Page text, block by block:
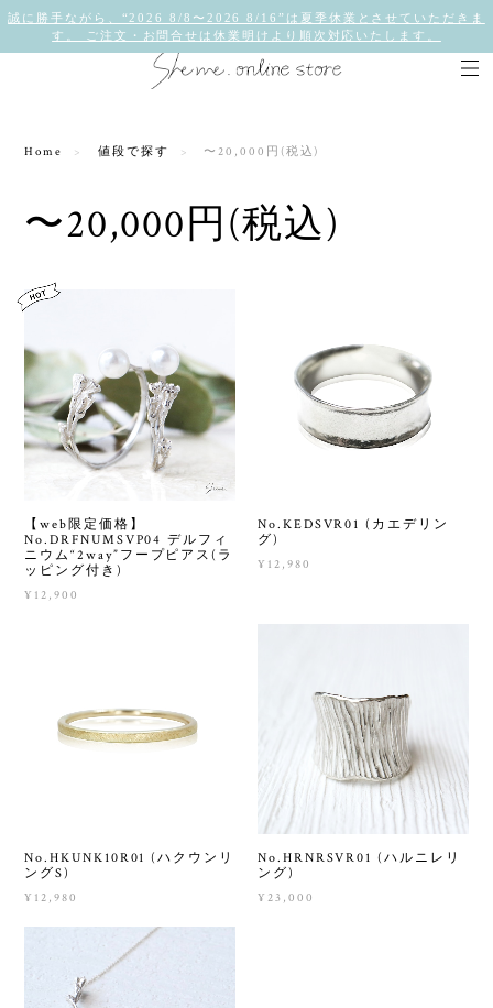
誠に勝手ながら、“2026 8/8〜2026 8/16”は夏季休業とさせていただきま
す。 ご注文・お問合せは休業明けより順次対応いたします。
Home 値段で探す 〜20,000円(税込)
〜20,000円(税込)
【web限定価格】
No.DRFNUMSVP04 デルフィ
ニウム“2way”フープピアス(ラ
ッピング付き)
¥12,900
No.KEDSVR01 (カエデリン
グ)
¥12,980
No.HKUNK10R01 (ハクウンリ
ングS)
¥12,980
No.HRNRSVR01 (ハルニレリ
ング)
¥23,000